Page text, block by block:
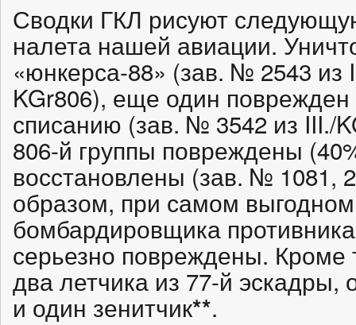
Сводки ГКЛ рисуют
налета нашей авиации.
«юнкерса-88» (зав. № 2543 из
KGr806), еще один
списанию (зав. № 3542 из III./
806-й группы повреждены
восстановлены (зав. № 1081,
образом, при самом
бомбардировщика
серьезно повреждены. Кроме
два летчика из 77-й эскадры,
и один зенитчик**.